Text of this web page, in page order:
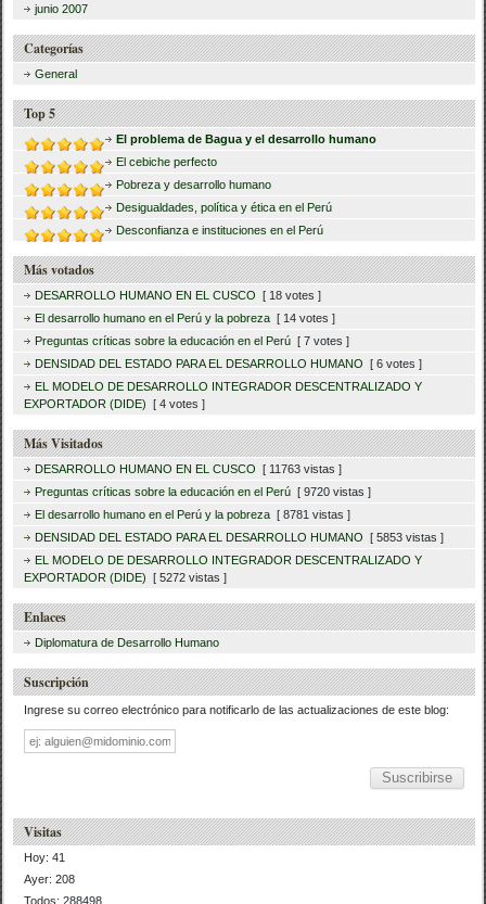
junio 2007
Categorías
General
Top 5
El problema de Bagua y el desarrollo humano
El cebiche perfecto
Pobreza y desarrollo humano
Desigualdades, política y ética en el Perú
Desconfianza e instituciones en el Perú
Más votados
DESARROLLO HUMANO EN EL CUSCO [ 18 votes ]
El desarrollo humano en el Perú y la pobreza [ 14 votes ]
Preguntas críticas sobre la educación en el Perú [ 7 votes ]
DENSIDAD DEL ESTADO PARA EL DESARROLLO HUMANO [ 6 votes ]
EL MODELO DE DESARROLLO INTEGRADOR DESCENTRALIZADO Y
EXPORTADOR (DIDE) [ 4 votes ]
Más Visitados
DESARROLLO HUMANO EN EL CUSCO [ 11763 vistas ]
Preguntas críticas sobre la educación en el Perú [ 9720 vistas ]
El desarrollo humano en el Perú y la pobreza [ 8781 vistas ]
DENSIDAD DEL ESTADO PARA EL DESARROLLO HUMANO [ 5853 vistas ]
EL MODELO DE DESARROLLO INTEGRADOR DESCENTRALIZADO Y
EXPORTADOR (DIDE) [ 5272 vistas ]
Enlaces
Diplomatura de Desarrollo Humano
Suscripción
Ingrese su correo electrónico para notificarlo de las actualizaciones de este blog:
Dirección
de
correo
Visitas
Hoy: 41
Ayer: 208
Todos: 288498